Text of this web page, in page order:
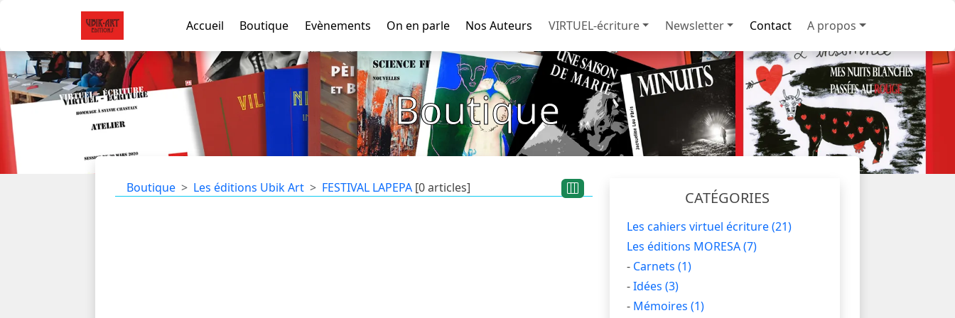
Accueil Boutique Evènements On en parle Nos Auteurs VIRTUEL-écriture Newsletter Contact A propos
Boutique
Boutique Les éditions Ubik Art FESTIVAL LAPEPA [0 articles]
CATÉGORIES
Les cahiers virtuel écriture(21)
Les éditions MORESA(7)
- Carnets (1)
-Idées (3)
- Mémoires (1)